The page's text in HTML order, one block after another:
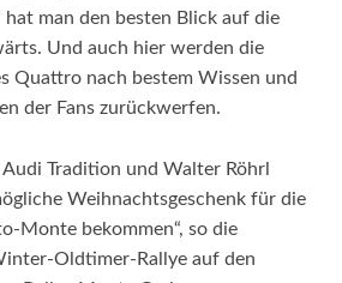
hat man den besten Blick auf die
Und auch hier werden die
Quattro nach bestem Wissen und
der Fans zurückwerfen.
Tradition und Walter Röhrl
Weihnachtsgeschenk für die
Monte bekommen“, so die
Oldtimer-Rallye auf den